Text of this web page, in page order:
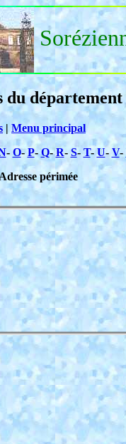
du département
| Menu principal
- O-P-Q-R- S- T-U- V-
périmée